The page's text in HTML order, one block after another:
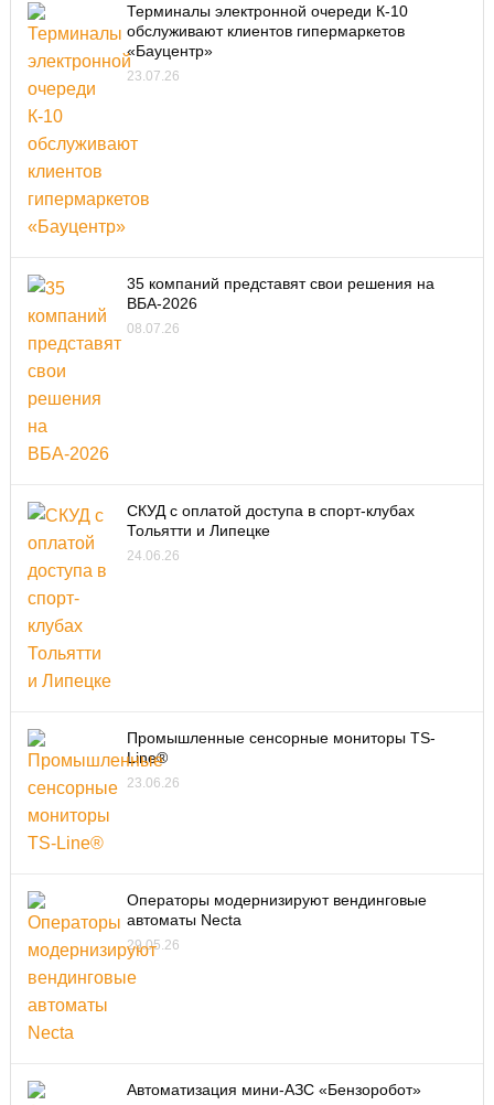
Терминалы электронной очереди К-10
обслуживают клиентов гипермаркетов
«Бауцентр»
23.07.26
35 компаний представят свои решения на
ВБА-2026
08.07.26
СКУД с оплатой доступа в спорт-клубах
Тольятти и Липецке
24.06.26
Промышленные сенсорные мониторы TS-
Line®
23.06.26
Операторы модернизируют вендинговые
автоматы Necta
29.05.26
Автоматизация мини-АЗС «Бензоробот»